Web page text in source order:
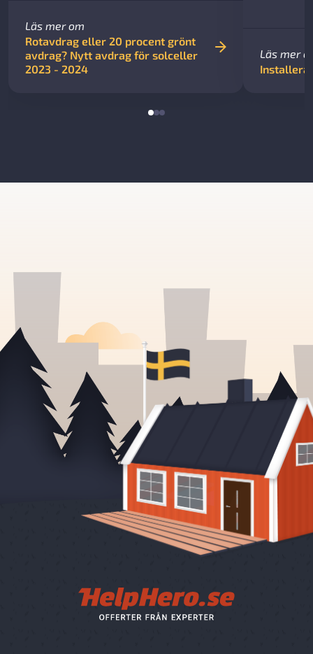
Läs mer om
Rotavdrag eller 20 procent grönt
avdrag? Nytt avdrag för solceller
2023 - 2024
Läs mer
Installera